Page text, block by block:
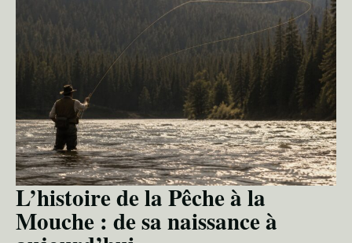
L’histoire de la Pêche à la
Mouche : de sa naissance à